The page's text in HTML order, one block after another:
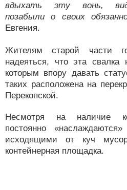
вдыхать эту вонь,
позабыли о своих
Евгения.
Жителям старой части
надеяться, что эта
которым впору давать
таких расположена на
Перекопской.
Несмотря на наличие
постоянно
исходящими от куч
контейнерная площадка.